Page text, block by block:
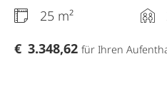
25 m²
€ 3.348,62 für Ihren